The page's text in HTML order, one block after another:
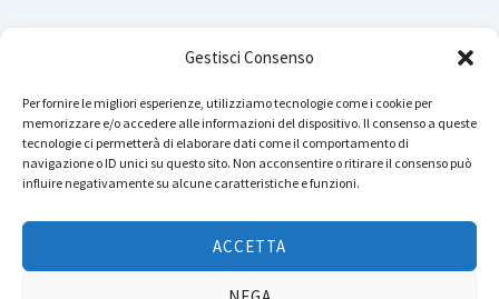
Gestisci Consenso
Per fornire le migliori esperienze, utilizziamo tecnologie come i cookie per
memorizzare e/o accedere alle informazioni del dispositivo. Il consenso a queste
tecnologie ci permetterà di elaborare dati come il comportamento di
navigazione o ID unici su questo sito. Non acconsentire o ritirare il consenso può
influire negativamente su alcune caratteristiche e funzioni.
ACCETTA
Cerca
Instagram
YouTube
TikTok
Facebook
LinkedIn
WhatsApp
Telegram